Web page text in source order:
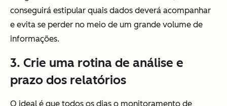
conseguirá estipular quais dados deverá acompanhar
e evita se perder no meio de um grande volume de
informações.
3. Crie uma rotina de análise e
prazo dos relatórios
O ideal é que todos os dias o monitoramento de